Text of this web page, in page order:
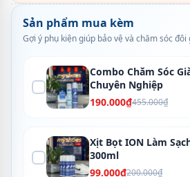
Sản phẩm mua kèm
Gợi ý phụ kiện giúp bảo vệ và chăm sóc
Combo Chăm Sóc
Chuyên Nghiệp
190.000₫455.000₫
Xịt Bọt ION Làm
300ml
99.000₫200.000₫